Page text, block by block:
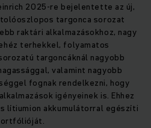
2025-re bejelentette az új,
targonca sorozat
raktári alkalmazásokhoz, nagy
terhekkel, folyamatos
targoncáknál nagyobb
valamint nagyobb
fognak rendelkezni, hogy
igényeinek is. Ehhez
lítiumion akkumulátorral egészíti